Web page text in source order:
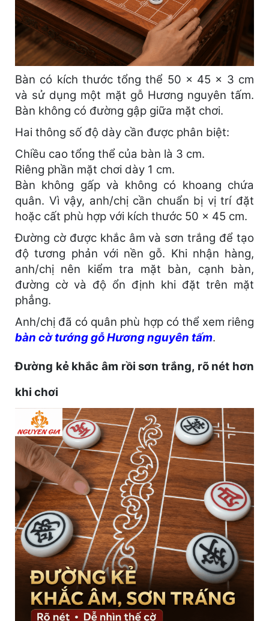
Bàn có kích thước tổng thể 50 × 45 × 3 cm
và sử dụng một mặt gỗ Hương nguyên tấm.
Bàn không có đường gập giữa mặt chơi.
Hai thông số độ dày cần được phân biệt:
Chiều cao tổng thể của bàn là 3 cm.
Riêng phần mặt chơi dày 1 cm.
Bàn không gấp và không có khoang chứa
quân. Vì vậy, anh/chị cần chuẩn bị vị trí đặt
hoặc cất phù hợp với kích thước 50 × 45 cm.
Đường cờ được khắc âm và sơn trắng để tạo
độ tương phản với nền gỗ. Khi nhận hàng,
anh/chị nên kiểm tra mặt bàn, cạnh bàn,
đường cờ và độ ổn định khi đặt trên mặt
phẳng.
Anh/chị đã có quân phù hợp có thể xem riêng
bàn cờ tướng gỗ Hương nguyên tấm.
Đường kẻ khắc âm rồi sơn trắng, rõ nét hơn
khi chơi